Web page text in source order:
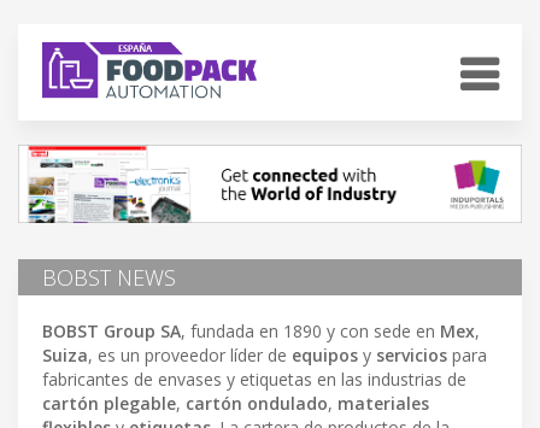
BOBST NEWS
BOBST Group SA, fundada en 1890 y con sede en Mex,
Suiza, es un proveedor líder de equipos y servicios para
fabricantes de envases y etiquetas en las industrias de
cartón plegable, cartón ondulado, materiales